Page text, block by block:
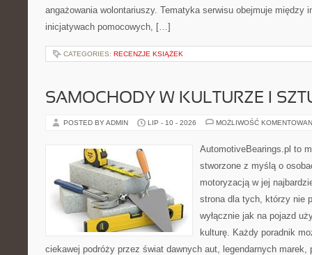
angażowania wolontariuszy. Tematyka serwisu obejmuje między
inicjatywach pomocowych, […]
CATEGORIES: RECENZJE KSIĄŻEK
SAMOCHODY W KULTURZE I
POSTED BY ADMIN LIP - 10 - 2026 MOŻLIWOŚĆ
AutomotiveBearings.pl to
stworzone z myślą o
motoryzacją w jej
strona dla tych, którzy nie
wyłącznie jak na pojazd
kulturę. Każdy poradnik
ciekawej podróży przez świat dawnych aut, legendarnych marek,